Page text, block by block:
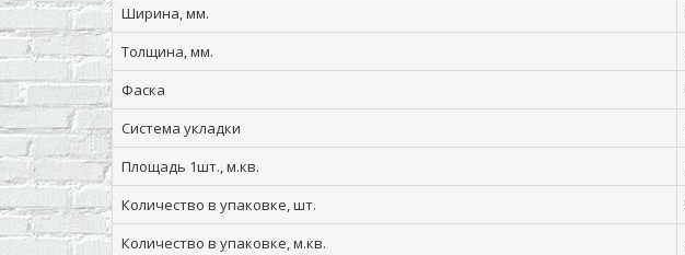
Ширина, мм.
Толщина, мм.
Фаска
Система укладки
Площадь 1шт., м.кв.
Количество в упаковке, шт.
Количество в упаковке, м.кв.